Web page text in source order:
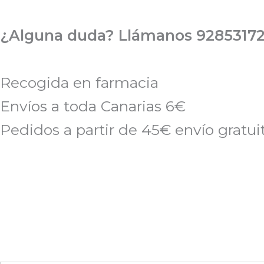
al
¿Alguna duda? Llámanos
Recogida en farmacia
Envíos a toda Canarias 6€
Pedidos a partir de 45€ envío